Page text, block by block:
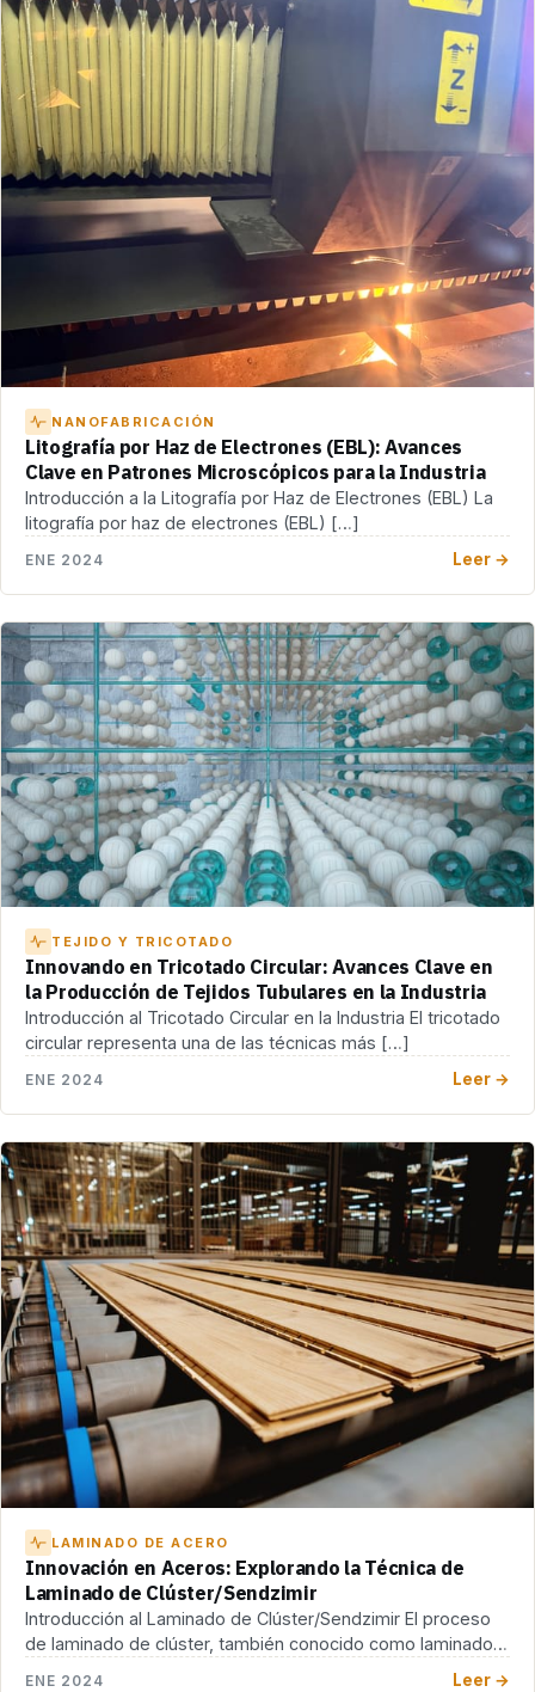
NANOFABRICACIÓN
Litografía por Haz de Electrones (EBL): Avances
Clave en Patrones Microscópicos para la Industria
Introducción a la Litografía por Haz de Electrones (EBL) La
litografía por haz de electrones (EBL) […]
ENE 2024 Leer →
TEJIDO Y TRICOTADO
Innovando en Tricotado Circular: Avances Clave en
la Producción de Tejidos Tubulares en la Industria
Introducción al Tricotado Circular en la Industria El tricotado
circular representa una de las técnicas más […]
ENE 2024 Leer →
LAMINADO DE ACERO
Innovación en Aceros: Explorando la Técnica de
Laminado de Clúster/Sendzimir
Introducción al Laminado de Clúster/Sendzimir El proceso
de laminado de clúster, también conocido como laminado
ENE 2024 Leer →